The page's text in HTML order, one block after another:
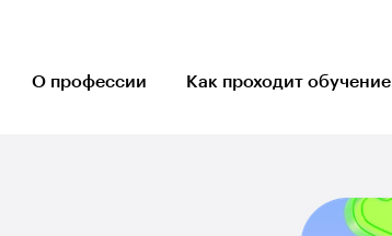
О профессии Как проходит обучение